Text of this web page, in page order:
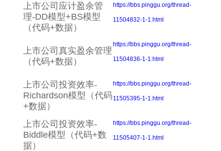
上市公司应计盈余管
理-DD模型+BS模型
（代码+数据）
https://bbs.pinggu.org/thread-
11504832-1-1.html
上市公司真实盈余管理
（代码+数据）
https://bbs.pinggu.org/thread-
11504836-1-1.html
上市公司投资效率-
Richardson模型（代码
+数据）
https://bbs.pinggu.org/thread-
11505395-1-1.html
上市公司投资效率-
Biddle模型（代码+数
据）
https://bbs.pinggu.org/thread-
11505407-1-1.html